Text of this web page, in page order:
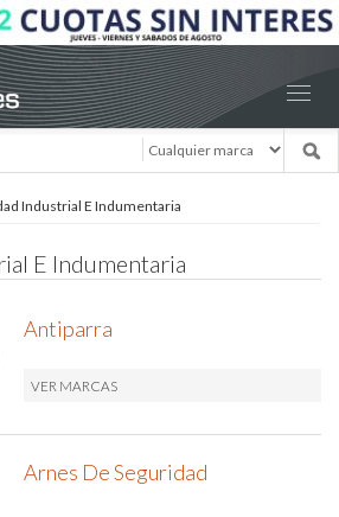
Industrial E Indumentaria
E Indumentaria
Antiparra
VER MARCAS
Arnes De Seguridad